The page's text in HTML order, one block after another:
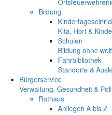
Ortsfeuerwehren
Bildung
Kita, Hort &
Schulen
Bildung ohne
Fahrbibliothek
Standorte &
Bürgerservice
Verwaltung, Gesundheit &
Rathaus
Anliegen A bis Z